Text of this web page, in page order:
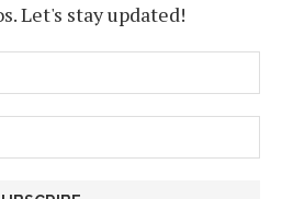
Let's stay updated!